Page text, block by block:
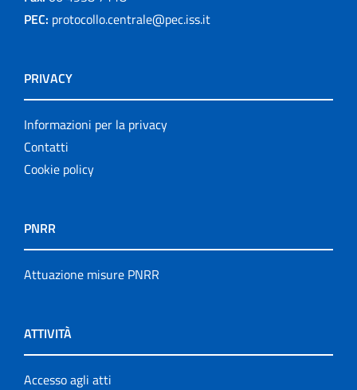
PEC: protocollo.centrale@pec.iss.it
PRIVACY
Informazioni per la privacy
Contatti
Cookie policy
PNRR
Attuazione misure PNRR
ATTIVITÀ
Accesso agli atti